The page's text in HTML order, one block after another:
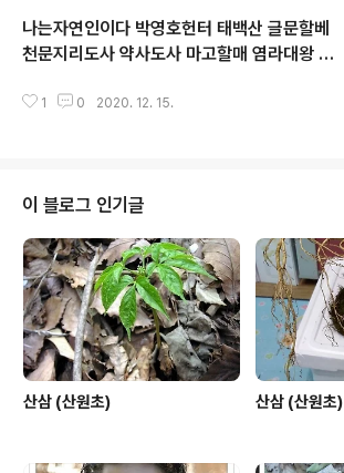
나는자연인이다 박영호헌터 태백산 글문할베
천문지리도사 약사도사 마고할매 염라대왕 부
1 0 2020. 12. 15.
이 블로그 인기글
산삼 (산원초) 산삼 (산원초)